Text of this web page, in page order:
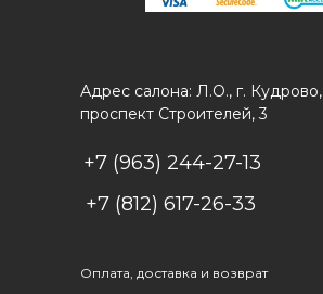
Адрес салона: Л.О., г. Кудрово,
проспект Строителей, 3
+7 (963) 244-27-13
+7 (812) 617-26-33
Оплата, доставка и возврат